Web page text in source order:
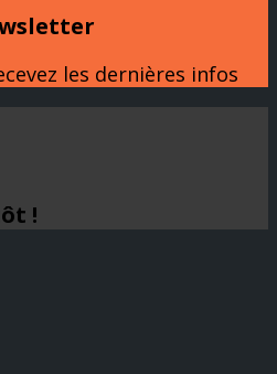
les dernières infos
!